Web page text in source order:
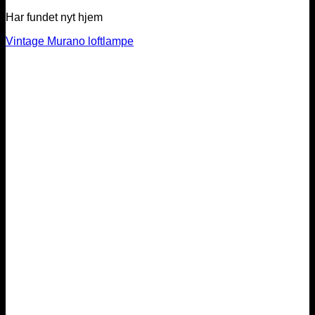
Har fundet nyt hjem
Vintage Murano loftlampe